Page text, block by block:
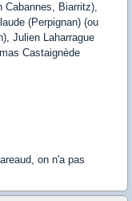
Cabannes, Biarritz),
(Perpignan) (ou
Julien Laharrague
Castaignède
on n'a pas